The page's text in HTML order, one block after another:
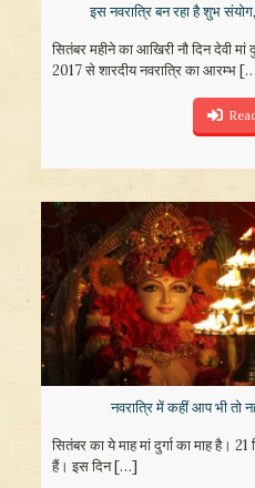
इस नवरात्रि बन रहा है शुभ
सितंबर महीने का आखिरी नौ दिन देवी मां
2017 से शारदीय नवरात्रि का आरम्भ
नवरात्रि में कहीं आप भी तो
सितंबर का ये माह मां दुर्गा का माह है।
हैं। इस दिन[…]